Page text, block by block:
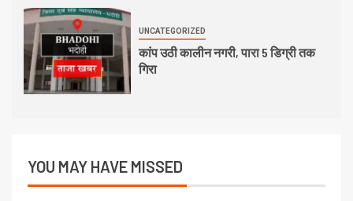
UNCATEGORIZED
कांप उठी कालीन नगरी, पारा 5 डिग्री तक
गिरा
YOU MAY HAVE MISSED